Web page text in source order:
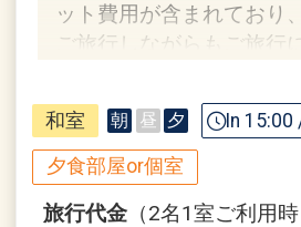
ット費用が含まれており、
ご旅行しながらもご旅行
す。
持続可能なecoな旅をして
★カーボンオフセットと
和室 朝 昼 夕 In 15:00
夕食部屋or個室
旅行代金 （2名1室ご利用